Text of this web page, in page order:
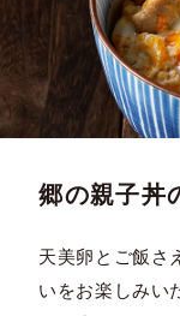
郷の親子丼
天美卵とご飯さ
いをお楽しみい